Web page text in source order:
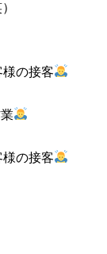
の接客
の接客